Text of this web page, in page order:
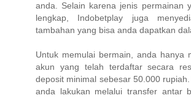
anda. Selain karena jenis permainan
lengkap, Indobetplay juga
tambahan yang bisa anda dapatkan
Untuk memulai bermain, anda hanya
akun yang telah terdaftar secara
deposit minimal sebesar 50.000
anda lakukan melalui transfer antar